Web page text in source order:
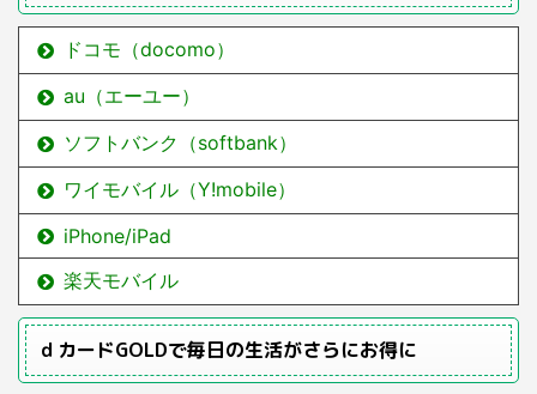
ドコモ（docomo）
au（エーユー）
ソフトバンク（softbank）
ワイモバイル（Y!mobile）
iPhone/iPad
楽天モバイル
ｄカードGOLDで毎日の生活がさらにお得に